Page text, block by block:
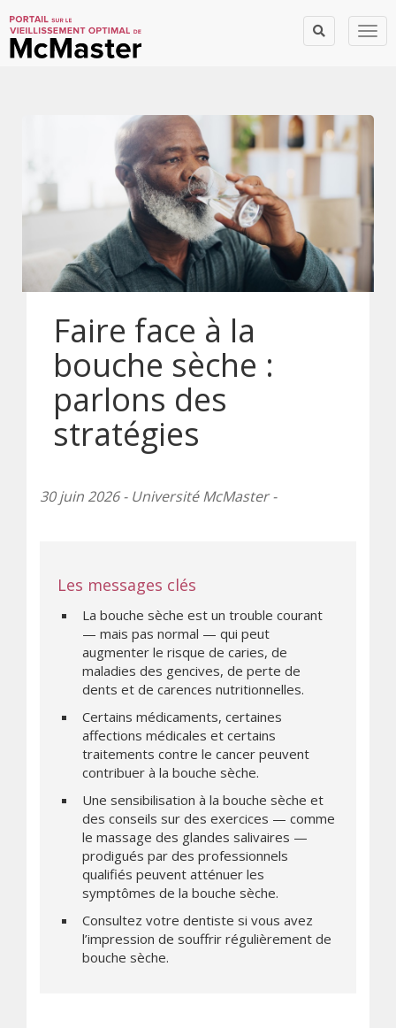
Faire face à la
bouche sèche :
parlons des
stratégies
30 juin 2026 - Université McMaster -
Les messages clés
La bouche sèche est un trouble courant
— mais pas normal — qui peut
augmenter le risque de caries, de
maladies des gencives, de perte de
dents et de carences nutritionnelles.
Certains médicaments, certaines
affections médicales et certains
traitements contre le cancer peuvent
contribuer à la bouche sèche.
Une sensibilisation à la bouche sèche et
des conseils sur des exercices — comme
le massage des glandes salivaires —
prodigués par des professionnels
qualifiés peuvent atténuer les
symptômes de la bouche sèche.
Consultez votre dentiste si vous avez
l’impression de souffrir régulièrement de
bouche sèche.